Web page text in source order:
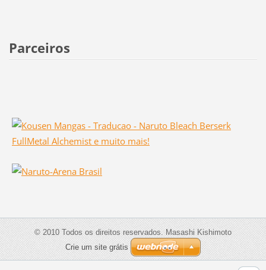
Parceiros
© 2010 Todos os direitos reservados. Masashi Kishimoto
Crie um site grátis